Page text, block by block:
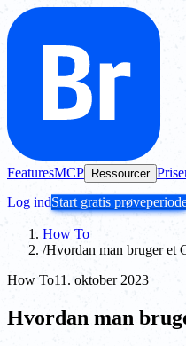
FeaturesMCP Ressourcer
Log indStart gratis
How To
/Hvordan man bruger et
How To11. oktober 2023
Hvordan man